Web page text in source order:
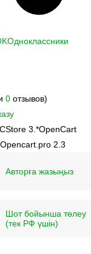
Одноклассники
0 отзывов)
3.*OpenCart
Opencart.pro 2.3
Авторға жазыңыз
Шот бойынша төлеу
(тек РФ үшін)